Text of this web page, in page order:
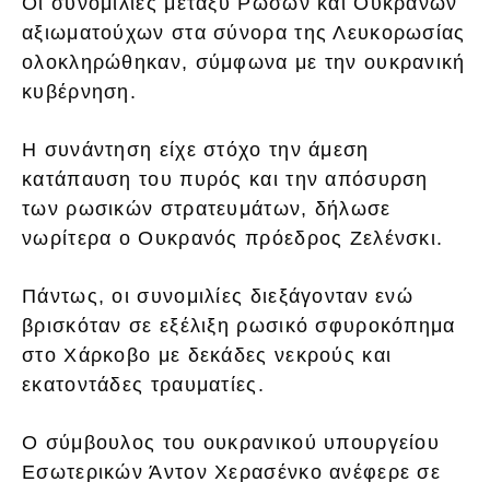
αξιωματούχων στα σύνορα της Λευκορωσίας
ολοκληρώθηκαν, σύμφωνα με την ουκρανική
κυβέρνηση.
Η συνάντηση είχε στόχο την άμεση
κατάπαυση του πυρός και την απόσυρση
των ρωσικών στρατευμάτων, δήλωσε
νωρίτερα ο Ουκρανός πρόεδρος Ζελένσκι.
Πάντως, οι συνομιλίες διεξάγονταν ενώ
βρισκόταν σε εξέλιξη ρωσικό σφυροκόπημα
στο Χάρκοβο με δεκάδες νεκρούς και
εκατοντάδες τραυματίες.
Ο σύμβουλος του ουκρανικού υπουργείου
Εσωτερικών Άντον Χερασένκο ανέφερε σε